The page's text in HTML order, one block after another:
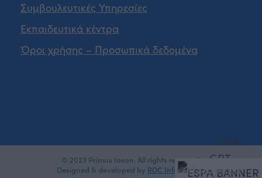
Συμβουλευτικές Υπηρεσίες
Εκπαιδευτικά κέντρα
Όροι χρήσης – Προσωπικά δεδομένα
© 2023 Primus Iason. All rights reserved.
Designed & developed by RDC Informatics.